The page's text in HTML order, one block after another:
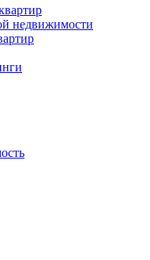
недвижимости